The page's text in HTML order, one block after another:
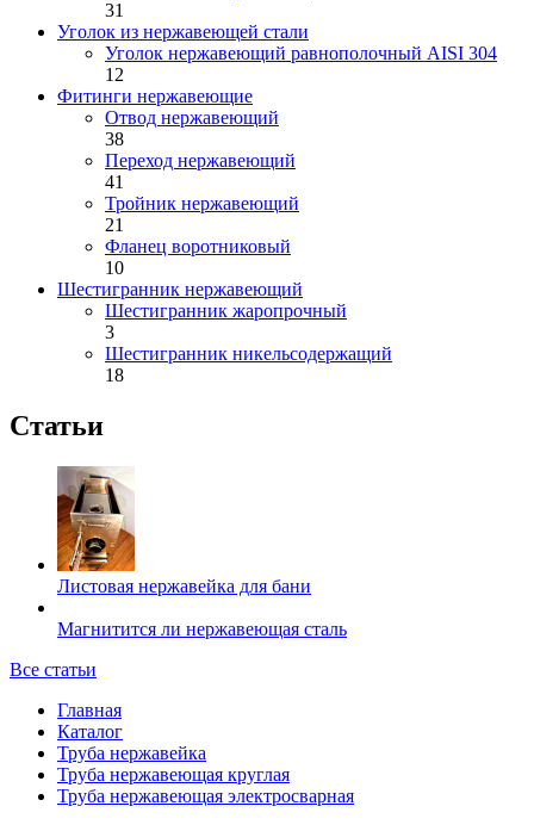
31
Уголок из нержавеющей стали
Уголок нержавеющий равнополочный AISI 304
12
Фитинги нержавеющие
Отвод нержавеющий
38
Переход нержавеющий
41
Тройник нержавеющий
21
Фланец воротниковый
10
Шестигранник нержавеющий
Шестигранник жаропрочный
3
Шестигранник никельсодержащий
18
Статьи
Листовая нержавейка для бани
Магнитится ли нержавеющая сталь
Все статьи
Главная
Каталог
Труба нержавейка
Труба нержавеющая круглая
Труба нержавеющая электросварная